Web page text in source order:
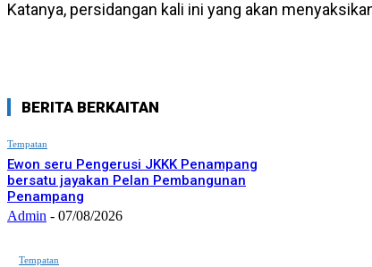
Katanya, persidangan kali ini yang akan
BERITA BERKAITAN
Tempatan
Ewon seru Pengerusi JKKK Penampang
bersatu jayakan Pelan Pembangunan
Penampang
Admin - 07/08/2026
Tempatan